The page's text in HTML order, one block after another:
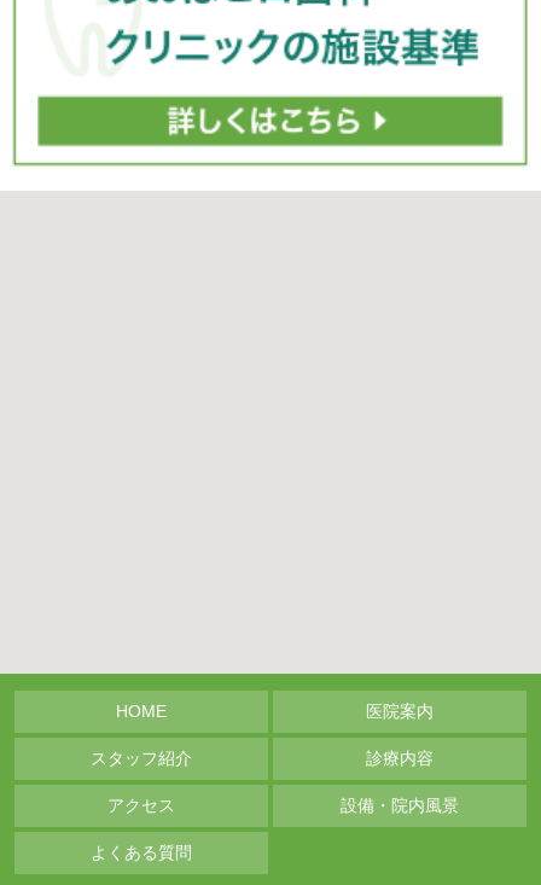
HOME 医院案内
スタッフ紹介 診療内容
アクセス 設備・院内風景
よくある質問